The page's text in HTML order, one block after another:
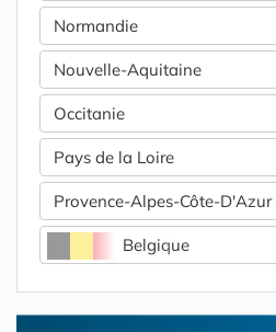
Normandie
Nouvelle-Aquitaine
Occitanie
Pays de la Loire
Provence-Alpes-Côte-D'Azur
Belgique